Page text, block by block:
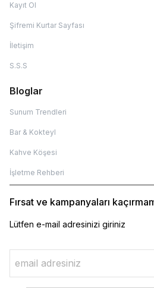
Kayıt Ol
Şifremi Kurtar Sayfası
İletişim
S.S.S
Bloglar
Sunum Trendleri
Bar & Kokteyl
Kahve Köşesi
İşletme Rehberi
Fırsat ve kampanyaları
Lütfen e-mail adresinizi giriniz